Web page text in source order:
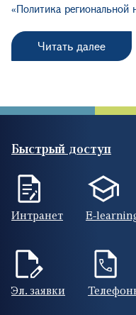
«Политика региональной
Читать далее
Быстрый доступ
Интранет E-
Эл. заявки